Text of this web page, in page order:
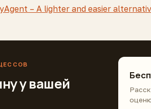
– A lighter and easier
у вашей